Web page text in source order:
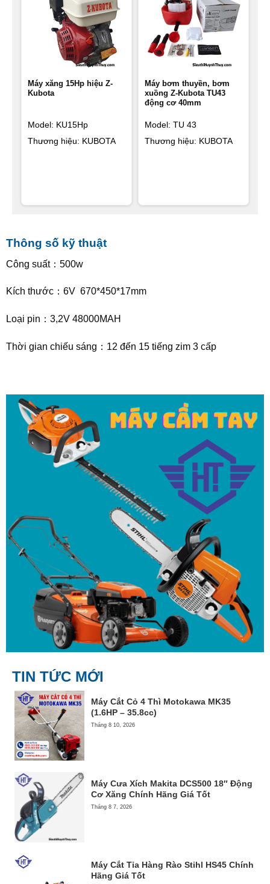
Máy xăng 15Hp hiệu Z-
Kubota
Model: KU15Hp
Thương hiệu: KUBOTA
Máy bơm thuyền, bơm
xuồng Z-Kubota TU43
động cơ 40mm
Model: TU 43
Thương hiệu: KUBOTA
Thông số kỹ thuật
Công suất：500w
Kích thước：6V 670*450*17mm
Loại pin：3,2V 48000MAH
Thời gian chiếu sáng：12 đến 15 tiếng zim 3 cấp
TIN TỨC MỚI
Máy Cắt Cỏ 4 Thì Motokawa MK35
(1.6HP – 35.8cc)
Tháng 8 10, 2026
Máy Cưa Xích Makita DCS500 18″ Động
Cơ Xăng Chính Hãng Giá Tốt
Tháng 8 7, 2026
Máy Cắt Tỉa Hàng Rào Stihl HS45 Chính
Hãng Giá Tốt